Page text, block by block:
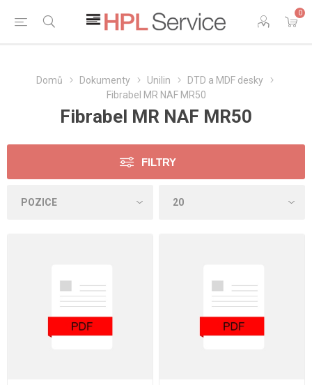
0
Domů Dokumenty Unilin
DTD a MDF desky
Fibrabel MR NAF MR50
Fibrabel MR NAF MR50
FILTRY